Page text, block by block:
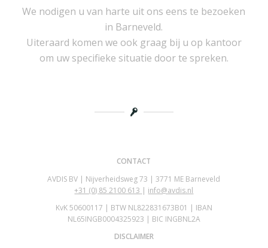
We nodigen u van harte uit ons eens te bezoeken
in Barneveld.
Uiteraard komen we ook graag bij u op kantoor
om uw specifieke situatie door te spreken.
CONTACT
AVDIS BV | Nijverheidsweg 73 | 3771 ME Barneveld
+31 (0) 85 2100 613 | info@avdis.nl
KvK 50600117 | BTW NL822831673B01 | IBAN
NL65INGB0004325923 | BIC INGBNL2A
DISCLAIMER